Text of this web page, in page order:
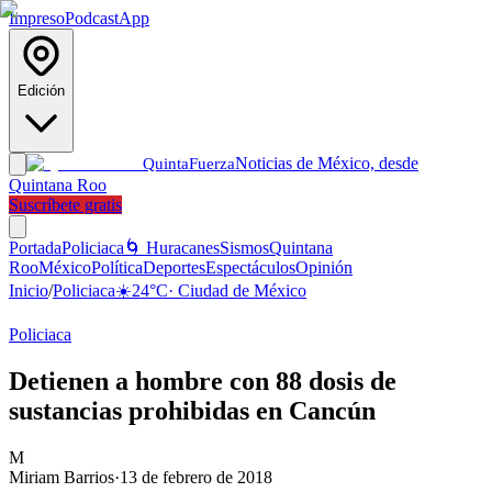
ImpresoPodcastApp
Edición
QuintaFuerzaNoticias de México, desde
Quintana Roo
Suscríbete gratis
PortadaPoliciaca 🌀 HuracanesSismosQuintana
RooMéxicoPolíticaDeportesEspectáculosOpinión
Inicio/Policiaca☀️24°C· Ciudad de México
Policiaca
Detienen a hombre con 88 dosis de
sustancias prohibidas en Cancún
M
Miriam Barrios·13 de febrero de 2018